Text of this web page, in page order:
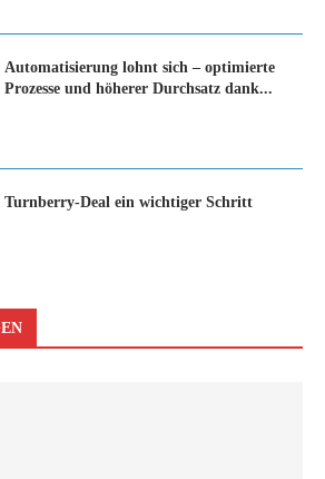
Automatisierung lohnt sich – optimierte
Prozesse und höherer Durchsatz dank...
Turn­ber­ry-Deal ein wich­ti­ger Schritt